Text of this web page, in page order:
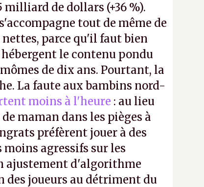
milliard de dollars (+36 %).
tout de même de
parce qu'il faut bien
le contenu pondu
de dix ans. Pourtant, la
La faute aux bambins nord-
moins à l'heure : au lieu
maman dans les pièges à
préfèrent jouer à des
agressifs sur les
ajustement d'algorithme
joueurs au détriment du